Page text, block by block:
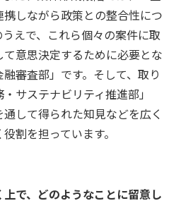
しながら政策との整合性につ
えで、これら個々の案件に取
意思決定するために必要とな
審査部」です。そして、取り
サステナビリティ推進部」
して得られた知見などを広く
割を担っています。
上で、どのようなことに留意し